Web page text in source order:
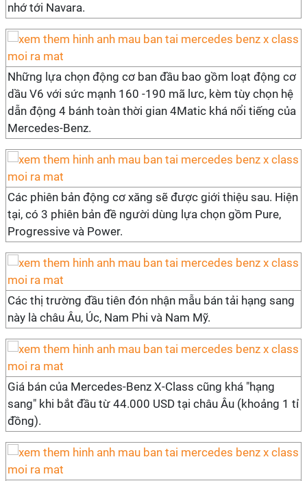
nhớ tới Navara.
Những lựa chọn động cơ ban đầu bao gồm loạt động cơ
dầu V6 với sức mạnh 160 -190 mã lưc, kèm tùy chọn hệ
dẫn động 4 bánh toàn thời gian 4Matic khá nổi tiếng của
Mercedes-Benz.
Các phiên bản động cơ xăng sẽ được giới thiệu sau. Hiện
tại, có 3 phiên bản đề người dùng lựa chọn gồm Pure,
Progressive và Power.
Các thị trường đầu tiên đón nhận mẫu bán tải hạng sang
này là châu Âu, Úc, Nam Phi và Nam Mỹ.
Giá bán của Mercedes-Benz X-Class cũng khá "hạng
sang" khi bắt đầu từ 44.000 USD tại châu Âu (khoảng 1 tỉ
đồng).